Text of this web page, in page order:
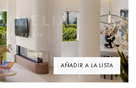
AÑADIR A LA LISTA
Next